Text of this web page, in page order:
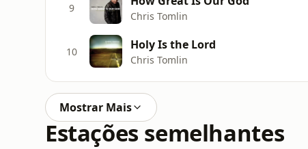
9
Chris Tomlin
10 Holy Is the Lord
Chris Tomlin
Mostrar Mais
Estações semelhantes